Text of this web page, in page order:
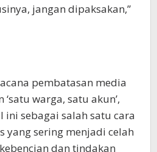
jangan dipaksakan,”
pembatasan media
warga, satu akun’,
ini sebagai salah satu cara
yang sering menjadi celah
dan tindakan